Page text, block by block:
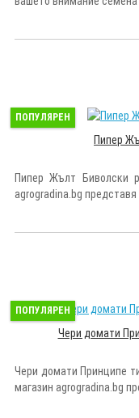
ПОПУЛЯРЕН
Пипер
Пипер Жълт Биволски
agrogradina.bg
ПОПУЛЯРЕН
Чери домати
Чери домати Принципе
магазин agrogradina.bg